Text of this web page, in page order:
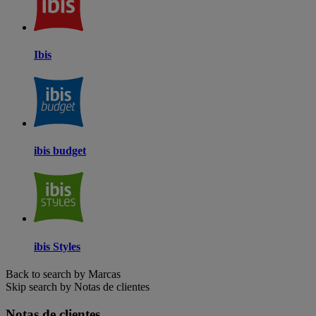
Ibis
ibis budget
ibis Styles
Back to search by Marcas
Skip search by Notas de clientes